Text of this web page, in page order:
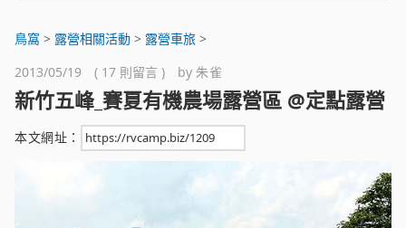
窩
文
章
鳥窩 > ‌露營相關活動 > 露營車旅 >
2013/05/19 ( 17 則留言 ) by 朱雀
新竹五峰_賽夏有機農場露營區 @定點露營
本文網址：